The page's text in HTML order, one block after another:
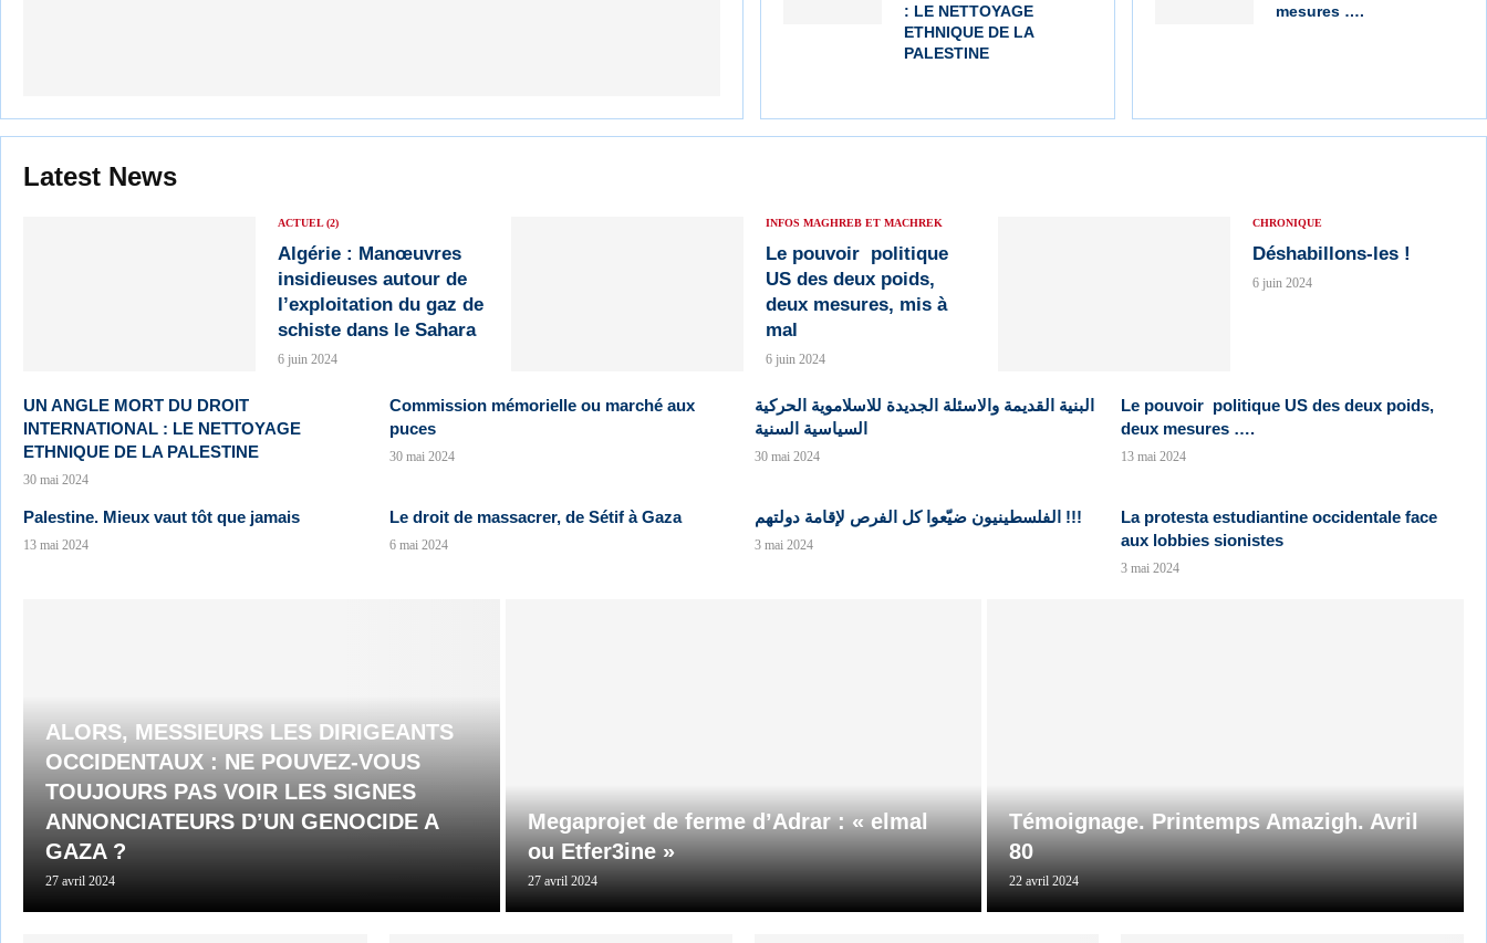
: LE NETTOYAGE
ETHNIQUE DE LA
PALESTINE
mesures ….
Latest News
ACTUEL (2)
Algérie : Manœuvres
insidieuses autour de
l’exploitation du gaz de
schiste dans le Sahara
6 juin 2024
INFOS MAGHREB ET MACHREK
Le pouvoir politique
US des deux poids,
deux mesures, mis à
mal
6 juin 2024
CHRONIQUE
Déshabillons-les !
6 juin 2024
UN ANGLE MORT DU DROIT
INTERNATIONAL : LE NETTOYAGE
ETHNIQUE DE LA PALESTINE
30 mai 2024
Commission mémorielle ou marché aux
puces
30 mai 2024
البنية القديمة والاسئلة الجديدة للاسلاموية الحركية
السياسية السنية
30 mai 2024
Le pouvoir politique US des deux poids,
deux mesures ….
13 mai 2024
Palestine. Mieux vaut tôt que jamais
13 mai 2024
Le droit de massacrer, de Sétif à Gaza
6 mai 2024
الفلسطينيون ضيّعوا كل الفرص لإقامة دولتهم !!!
3 mai 2024
La protesta estudiantine occidentale face
aux lobbies sionistes
3 mai 2024
ALORS, MESSIEURS LES DIRIGEANTS
OCCIDENTAUX : NE POUVEZ-VOUS
TOUJOURS PAS VOIR LES SIGNES
ANNONCIATEURS D’UN GENOCIDE A
GAZA ?
27 avril 2024
Megaprojet de ferme d’Adrar : « elmal
ou Etfer3ine »
27 avril 2024
Témoignage. Printemps Amazigh. Avril
80
22 avril 2024